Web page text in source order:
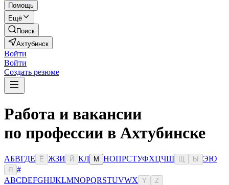
Помощь
Ещё
Поиск
Ахтубинск
Войти
Войти
Создать резюме
Работа и вакансии
по профессии в Ахтубинске
АБВГДЕ Ё ЖЗИ Й КЛ М НОПРСТУФХЦЧШ Ы ЭЮ
Я
#
ABCDEFGHIJKLMNOPQRSTUVWX Y Z